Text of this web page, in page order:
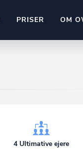
PRISER OM
4 Ultimative ejere